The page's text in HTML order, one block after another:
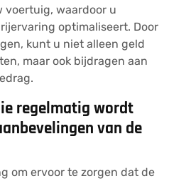
voertuig, waardoor u
optimaliseert. Door
kunt u niet alleen geld
maar ook bijdragen aan
regelmatig wordt
van de
om ervoor te zorgen dat de